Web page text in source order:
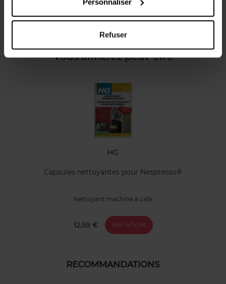
Refuser
Vous aimerez peut-être
HG
Capsules nettoyantes pour Nespresso®
Nettoyant machine à café
12,59 € Voir la fiche
RECOMMANDATIONS